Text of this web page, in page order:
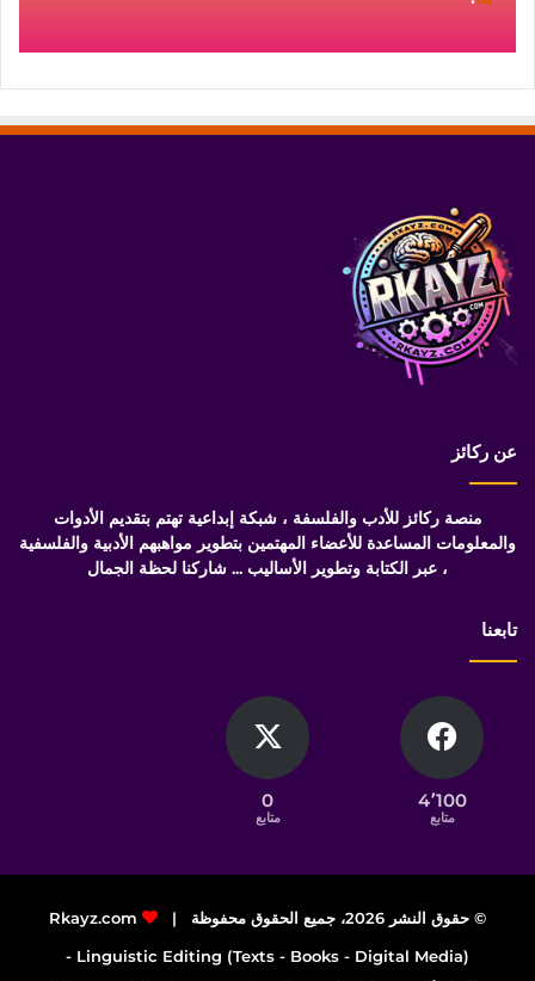
عن ركائز
منصة ركائز للأدب والفلسفة ، شبكة إبداعية تهتم بتقديم الأدوات
والمعلومات المساعدة للأعضاء المهتمين بتطوير مواهبهم الأدبية والفلسفية
، عبر الكتابة وتطوير الأساليب ... شاركنا لحظة الجمال
تابعنا
4٬100
متابع
0
متابع
© حقوق النشر 2026، جميع الحقوق محفوظة |
Rkayz.com
Linguistic Editing (Texts - Books - Digital Media) -